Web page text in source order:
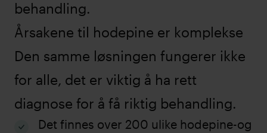
behandling.
Årsakene til hodepine er komplekse
Den samme løsningen fungerer ikke
for alle, det er viktig å ha rett
diagnose for å få riktig behandling.
Det finnes over 200 ulike hodepine-og